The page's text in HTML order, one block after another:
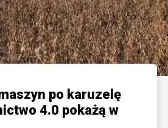
po karuzelę
4.0 pokażą w